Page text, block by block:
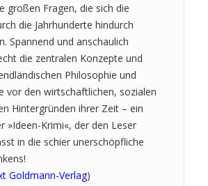
großen Fragen, die sich die
die Jahrhunderte hindurch
Spannend und anschaulich
die zentralen Konzepte und
Philosophie und
vor den wirtschaftlichen, sozialen
Hintergründen ihrer Zeit – ein
»Ideen-Krimi«, der den Leser
in die schier unerschöpfliche
Goldmann-Verlag)